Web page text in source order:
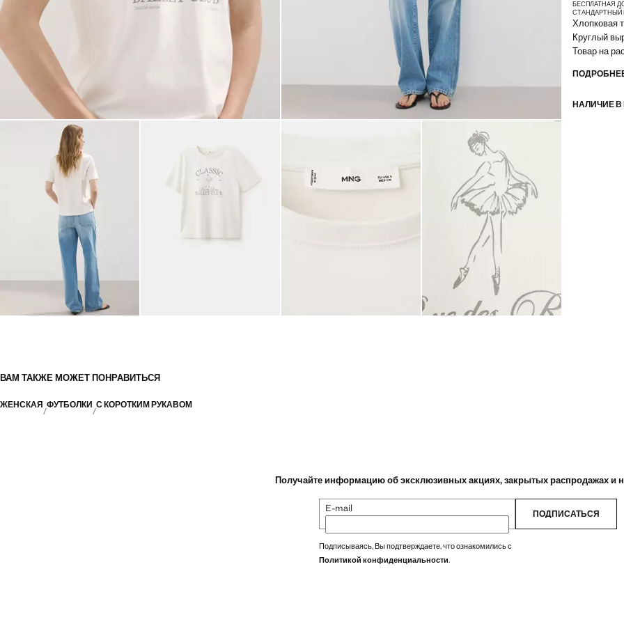
БЕСПЛАТНАЯ
СТАНДАРТНЫЙ
Хлопковая
Круглый
Товар на
НАЛИЧИЕ
ВАМ ТАКЖЕ МОЖЕТ ПОНРАВИТЬСЯ
ЖЕНСКАЯ ФУТБОЛКИ С КОРОТКИМ РУКАВОМ
Получайте информацию об эксклюзивных акциях, закрытых распродажах и
E-mail ПОДПИСАТЬСЯ
Подписываясь, Вы подтверждаете, что ознакомились с
Политикой конфиденциальности.